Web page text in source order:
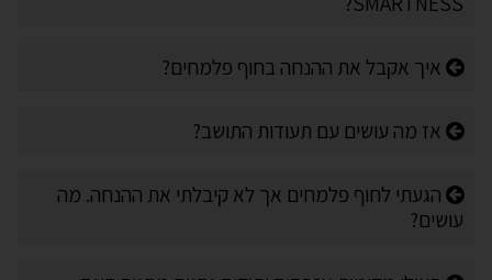
איך אקבל את ההנחה בחוף פלמחים?
אז מה עושים עם תעודות התושב?
הגעתי לחוף פלמחים אך לא קיבלתי את ההנחה. מה
עושים?